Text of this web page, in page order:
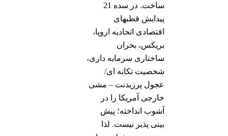
ساخت. در سده 21
پیدایش قطبهای
اقتصادی اتحادیه اروپا،
بریکس، بحران
ساختاری سرمایه داری،
شخصیت تکانه ای/
عجول پرزیدنت – مشی
خارجی آمریکا را در
آشوب انداخته؛ پیش
بینی پذیر نیست. لذا